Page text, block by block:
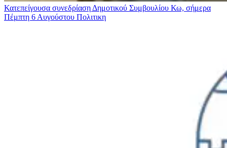
Κατεπείγουσα συνεδρίαση Δημοτικού Συμβουλίου Κω, σήμερα
Πέμπτη 6 Αυγούστου Πολιτικη